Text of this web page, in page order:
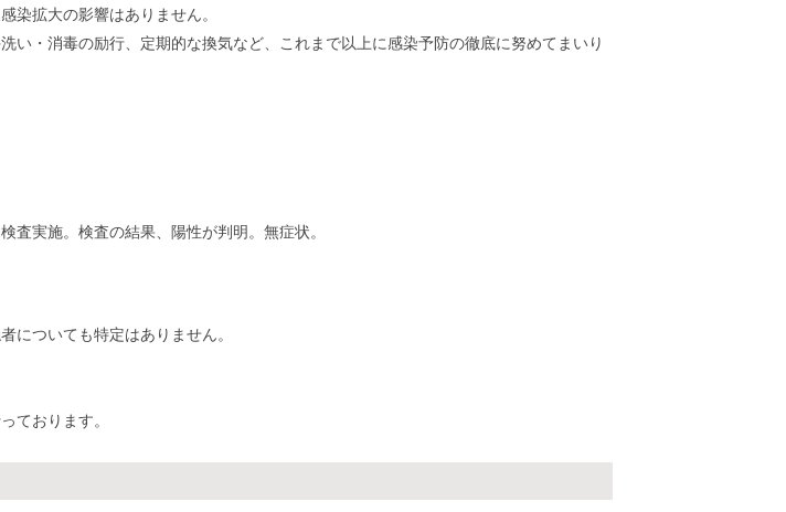
染拡大の影響はありません。
・消毒の励行、定期的な換気など、これまで以上に感染予防の徹底に努めてまいり
査実施。検査の結果、陽性が判明。無症状。
についても特定はありません。
ております。